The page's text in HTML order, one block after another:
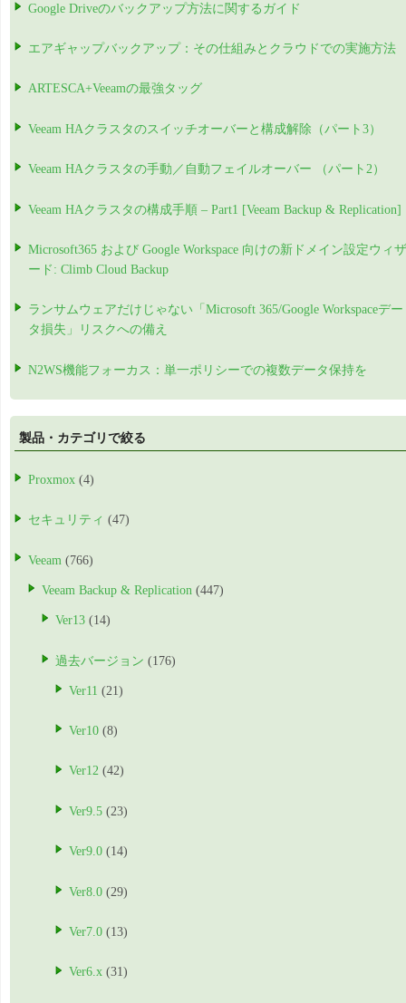
Google Driveのバックアップ方法に関するガイド
エアギャップバックアップ：その仕組みとクラウドでの実施方法
ARTESCA+Veeamの最強タッグ
Veeam HAクラスタのスイッチオーバーと構成解除（パート3）
Veeam HAクラスタの手動／自動フェイルオーバー （パート2）
Veeam HAクラスタの構成手順 – Part1 [Veeam Backup & Replication]
Microsoft365 および Google Workspace 向けの新ドメイン設定ウィザ
ード: Climb Cloud Backup
ランサムウェアだけじゃない「Microsoft 365/Google Workspaceデー
タ損失」リスクへの備え
N2WS機能フォーカス：単一ポリシーでの複数データ保持を
製品・カテゴリで絞る
Proxmox (4)
セキュリティ (47)
Veeam (766)
Veeam Backup & Replication (447)
Ver13 (14)
過去バージョン (176)
Ver11 (21)
Ver10 (8)
Ver12 (42)
Ver9.5 (23)
Ver9.0 (14)
Ver8.0 (29)
Ver7.0 (13)
Ver6.x (31)